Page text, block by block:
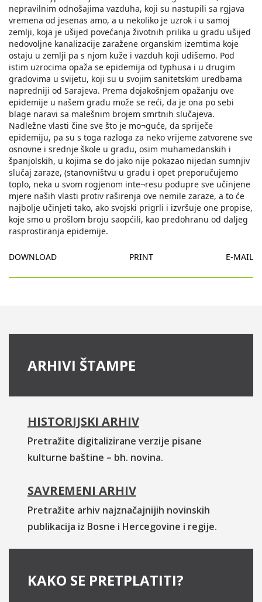
nepravilnim odnošajima vazduha, koji su nastupili sa rgjava
vremena od jesenas amo, a u nekoliko je uzrok i u samoj
zemlji, koja je ušijed povećanja životnih prilika u gradu ušijed
nedovoljne kanalizacije zaražene organskim izemtima koje
ostaju u zemlji pa s njom kuže i vazduh koji udišemo. Pod
istim uzrocima opaža se epidemija od typhusa i u drugim
gradovima u svijetu, koji su u svojim sanitetskim uredbama
napredniji od Sarajeva. Prema dojakošnjem opažanju ove
epidemije u našem gradu može se reći, da je ona po sebi
blage naravi sa malešnim brojem smrtnih slučajeva.
Nadležne vlasti čine sve što je mo¬guće, da spriječe
epidemiju, pa su s toga razloga za neko vrijeme zatvorene sve
osnovne i srednje škole u gradu, osim muhamedanskih i
španjolskih, u kojima se do jako nije pokazao nijedan sumnjiv
slučaj zaraze, (stanovništvu u gradu i opet preporučujemo
toplo, neka u svom rogjenom inte¬resu podupre sve učinjene
mjere naših vlasti protiv raširenja ove nemile zaraze, a to će
najbolje učinjeti tako, ako svojski prigrli i izvršuje one propise,
koje smo u prošlom broju saopćili, kao predohranu od daljeg
rasprostiranja epidemije.
DOWNLOAD PRINT E-MAIL
ARHIVI ŠTAMPE
HISTORIJSKI ARHIV
Pretražite digitalizirane verzije pisane
kulturne baštine – bh. novina.
SAVREMENI ARHIV
Pretražite arhiv najznačajnijih novinskih
publikacija iz Bosne i Hercegovine i regije.
KAKO SE PRETPLATITI?